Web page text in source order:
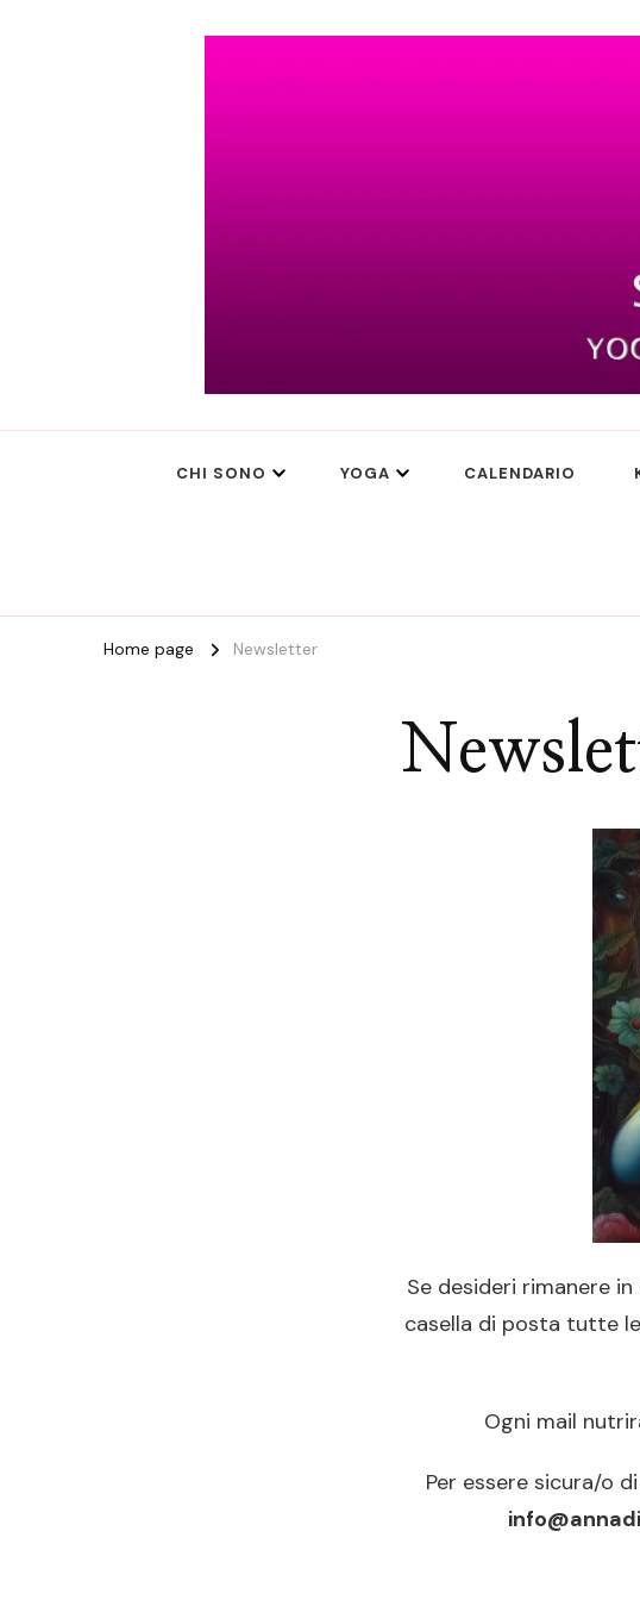
CHI SONO YOGA CALENDARIO
Home page Newsletter
Se desideri rimanere
casella di posta tutte
Ogni mail
Per essere sicura/o